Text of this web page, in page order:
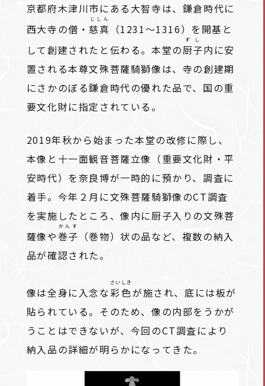
京都府木津川市にある大智寺は、鎌倉時代に
西大寺の僧・ 慈真
じしん
（1231～1316）を開基と
して創建されたと伝わる。本堂の厨子
ずし
内に安
置される本尊文殊菩薩騎獅像は、寺の創建期
にさかのぼる鎌倉時代の優れた品で、国の重
要文化財に指定されている。
2019年秋から始まった本堂の改修に際し、
本像と十一面観音菩薩立像（重要文化財・平
安時代）を奈良博が一時的に預かり、調査に
着手。今年２月に文殊菩薩騎獅像のCT調査
を実施したところ、像内に厨子入りの文殊菩
薩像や巻子
かんす
（巻物）状の品など、複数の納入
品が確認された。
像は全身に入念な彩色
さいしき
が施され、底には板が
貼られている。そのため、像の内部をうかが
うことはできないが、今回のCT調査により
納入品の詳細が明らかになってきた。